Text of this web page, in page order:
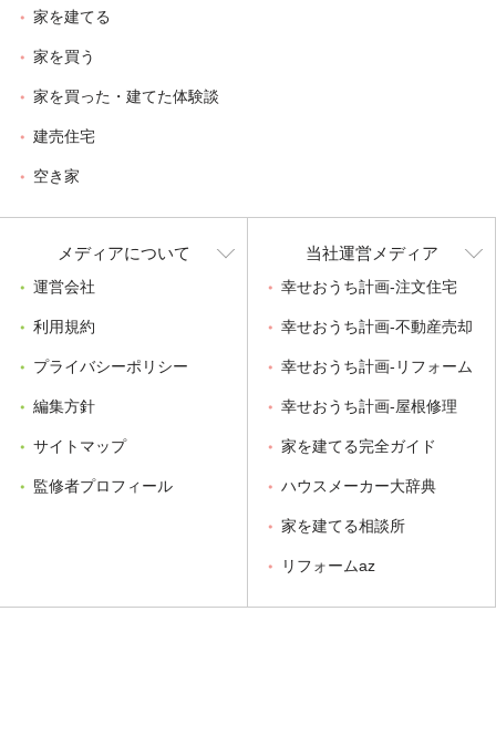
家を建てる
家を買う
家を買った・建てた体験談
建売住宅
空き家
メディアについて
運営会社
利用規約
プライバシーポリシー
編集方針
サイトマップ
監修者プロフィール
当社運営メディア
幸せおうち計画-注文住宅
幸せおうち計画-不動産売却
幸せおうち計画-リフォーム
幸せおうち計画-屋根修理
家を建てる完全ガイド
ハウスメーカー大辞典
家を建てる相談所
リフォームaz